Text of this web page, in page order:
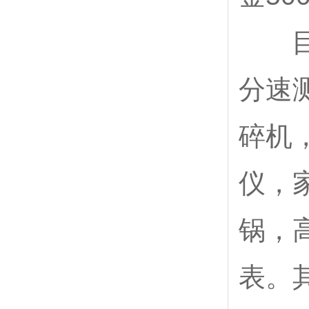
目
分速
碎机
仪，
锅，
表。